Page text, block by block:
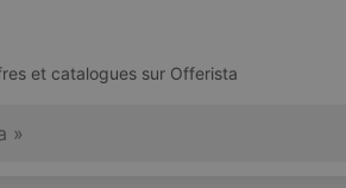
et catalogues sur Offerista